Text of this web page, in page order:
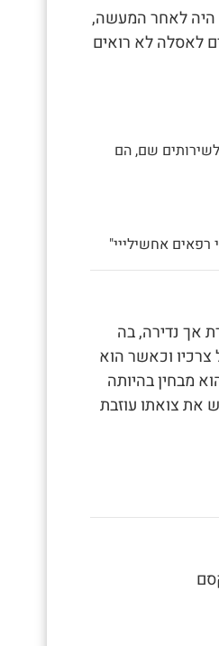
היה לאחר המעשה,
לאסלה לא רואים
שם, הם
אחשילייי"
אך נדירה, בה
וכאשר הוא
מבחין בהיותה
את צואתו עוזבת